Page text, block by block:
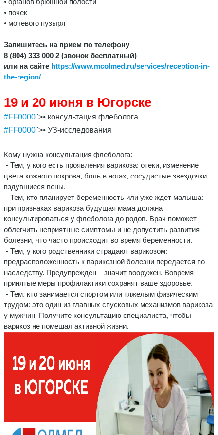
⦁ почек
⦁ мочевого пузыря
Запишитесь на прием по телефону
8 (804) 333 000 2 (звонок бесплатный)
или на сайте https://www.mcolmed.ru/services/reception-in-
the-region/
19 и 20 июня в Югорске
#FF0000">⦁ консультация флеболога
#FF0000">⦁ УЗ-исследования
Кому нужна консультация флеболога:
- Тем, у кого есть проявления варикоза: отеки, изменение
цвета кожного покрова, боль в ногах, сосудистые звездочки,
вздувшиеся вены.
- Тем, кто планирует беременность или уже ждет малыша:
при признаках варикоза будущая мама должна
консультироваться у флеболога до родов. Врач поможет
облегчить неприятные симптомы и не допустить развития
болезни, что часто происходит во время беременности.
- Тем, у кого родственники страдают варикозом:
предрасположенность к варикозной болезни передается по
наследству. Предупрежден – значит вооружен. Вовремя
принятые меры профилактики сохранят ваше здоровье.
- Тем, кто занимается спортом или тяжелым физическим
трудом: это один из главных спусковых механизмов варикоза
у мужчин. Получите консультацию специалиста, чтобы
варикоз не помешал активной жизни.